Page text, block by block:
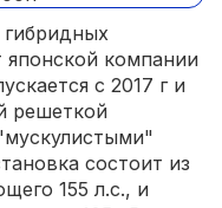
компании
с 2017 г и
решеткой
состоит из
155 л.с., и